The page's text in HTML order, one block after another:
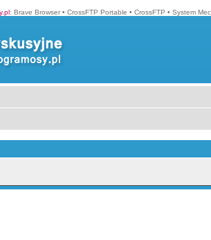
: Brave Browser • CrossFTP Portable • CrossFTP • System